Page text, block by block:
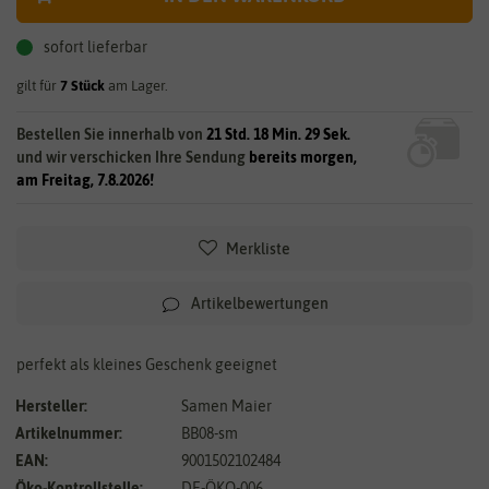
sofort lieferbar
gilt für 7 Stück am Lager.
Bestellen Sie innerhalb von 21 Std. 18 Min. 28 Sek.
und wir verschicken Ihre Sendung bereits morgen,
am Freitag, 7.8.2026!
Merkliste
Artikelbewertungen
perfekt als kleines Geschenk geeignet
Hersteller:
Samen Maier
Artikelnummer:
BB08-sm
EAN:
9001502102484